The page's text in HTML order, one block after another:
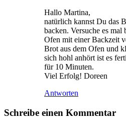
Hallo Martina,
natürlich kannst Du das
backen. Versuche es
Ofen mit einer Backzeit
Brot aus dem Ofen und
sich hohl anhört ist es
für 10 Minuten.
Viel Erfolg! Doreen
Antworten
Schreibe einen Kommentar